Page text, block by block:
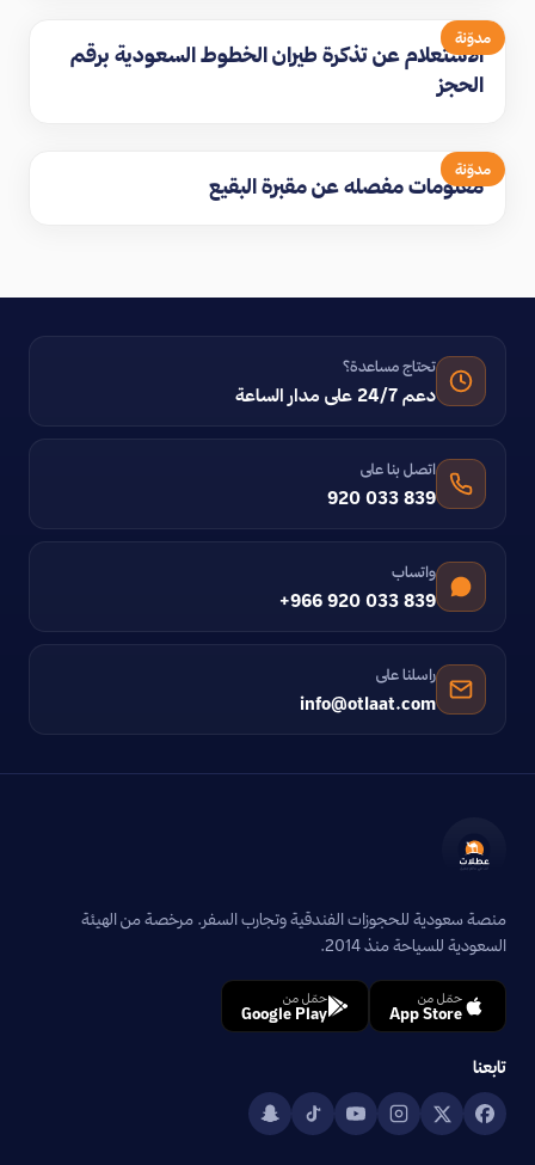
مدوّنة
الاستعلام عن تذكرة طيران الخطوط السعودية برقم
الحجز
مدوّنة
معلومات مفصله عن مقبرة البقيع
تحتاج مساعدة؟
دعم 24/7 على مدار الساعة
اتصل بنا على
920 033 839
واتساب
+966 920 033 839
راسلنا على
info@otlaat.com
منصة سعودية للحجوزات الفندقية وتجارب السفر. مرخصة من الهيئة
السعودية للسياحة منذ 2014.
حمّل من
App Store
حمّل من
Google Play
تابعنا